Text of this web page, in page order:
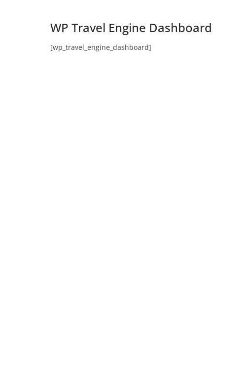
WP Travel Engine Dashboard
[wp_travel_engine_dashboard]